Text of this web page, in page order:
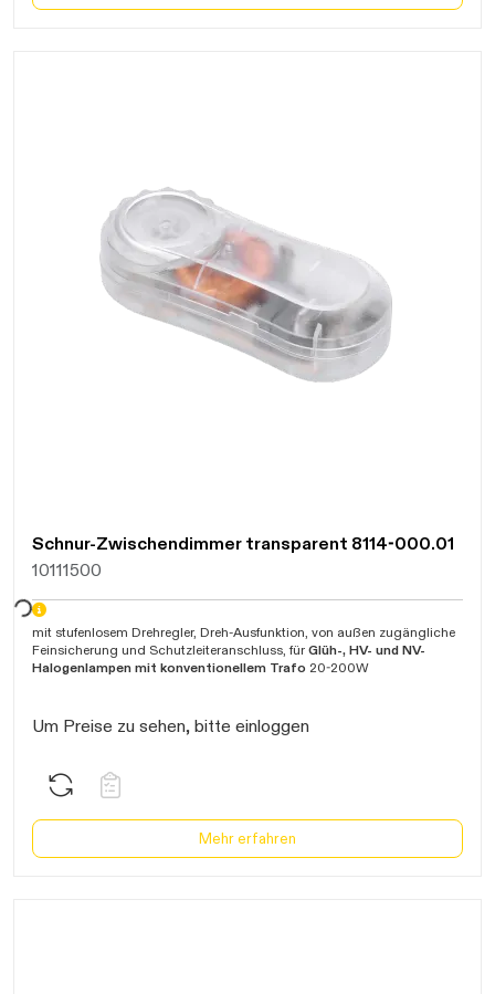
Schnur-Zwischendimmer transparent 8114-000.01
10111500
mit stufenlosem Drehregler, Dreh-Ausfunktion, von außen zugängliche
Feinsicherung und Schutzleiteranschluss, für Glüh-, HV- und NV-
Halogenlampen mit konventionellem Trafo 20-200W
Um Preise zu sehen, bitte einloggen
Mehr erfahren